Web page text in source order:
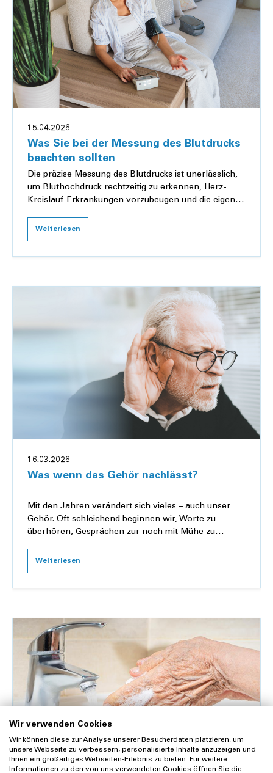
15.04.2026
Was Sie bei der Messung des Blutdrucks
beachten sollten
Die präzise Messung des Blutdrucks ist unerlässlich,
um Bluthochdruck rechtzeitig zu erkennen, Herz-
Kreislauf-Erkrankungen vorzubeugen und die eigene
Weiterlesen
16.03.2026
Was wenn das Gehör nachlässt?
Mit den Jahren verändert sich vieles – auch unser
Gehör. Oft schleichend beginnen wir, Worte zu
überhören, Gesprächen zur noch mit Mühe zu
Berei...
Weiterlesen
Wir verwenden Cookies
Wir können diese zur Analyse unserer Besucherdaten platzieren, um
unsere Webseite zu verbessern, personalisierte Inhalte anzuzeigen und
Ihnen ein großartiges Webseiten-Erlebnis zu bieten. Für weitere
Informationen zu den von uns verwendeten Cookies öffnen Sie die